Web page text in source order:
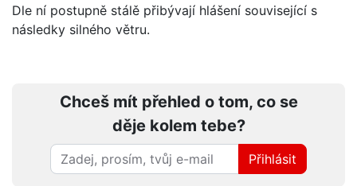
Dle ní postupně stálě přibývají hlášení související s
následky silného větru.
Chceš mít přehled o tom, co se
děje kolem tebe?
Přihlásit